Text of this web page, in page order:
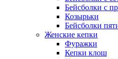
Бейсболки с
Козырьки
Бейсболки
Женские кепки
Фуражки
Кепки клош